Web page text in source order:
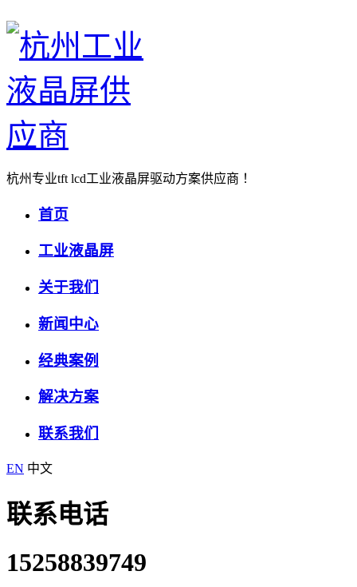
杭州专业tft lcd工业液晶屏驱动方案供应商 ！
首页
工业液晶屏
关于我们
新闻中心
经典案例
解决方案
联系我们
EN 中文
联系电话
15258839749